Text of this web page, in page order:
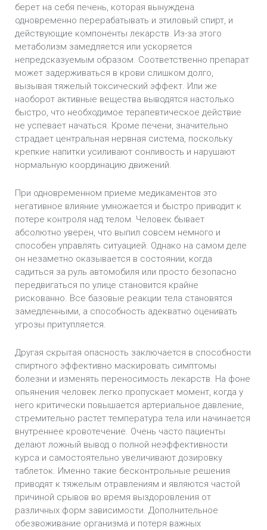
берет на себя печень, которая вынуждена
одновременно перерабатывать и этиловый спирт, и
действующие компоненты лекарств. Из-за этого
метаболизм замедляется или ускоряется
непредсказуемым образом. Соответственно препарат
может задерживаться в крови слишком долго,
вызывая тяжелый токсический эффект. Или же
наоборот активные вещества выводятся настолько
быстро, что необходимое терапевтическое действие
не успевает начаться. Кроме печени, значительно
страдает центральная нервная система, поскольку
крепкие напитки усиливают сонливость и нарушают
нормальную координацию движений.
При одновременном приеме медикаментов это
негативное влияние умножается и быстро приводит к
потере контроля над телом. Человек бывает
абсолютно уверен, что выпил совсем немного и
способен управлять ситуацией. Однако на самом деле
он незаметно оказывается в состоянии, когда
садиться за руль автомобиля или просто безопасно
передвигаться по улице становится крайне
рискованно. Все базовые реакции тела становятся
замедленными, а способность адекватно оценивать
угрозы притупляется.
Другая скрытая опасность заключается в способности
спиртного эффективно маскировать симптомы
болезни и изменять переносимость лекарств. На фоне
опьянения человек легко пропускает момент, когда у
него критически повышается артериальное давление,
стремительно растет температура тела или начинается
внутреннее кровотечение. Очень часто пациенты
делают ложный вывод о полной неэффективности
курса и самостоятельно увеличивают дозировку
таблеток. Именно такие бесконтрольные решения
приводят к тяжелым отравлениям и являются частой
причиной срывов во время выздоровления от
различных форм зависимости. Дополнительное
обезвоживание организма и потеря важных